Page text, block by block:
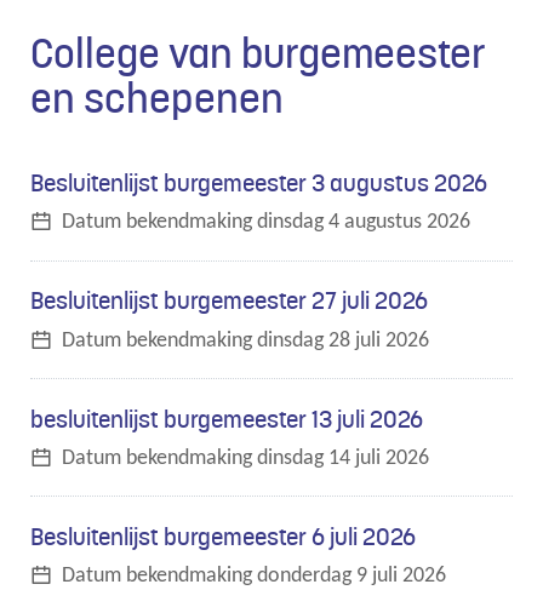
College van burgemeester
en schepenen
Overzicht
bekendmakingen
Besluitenlijst burgemeester 3 augustus 2026
Datum bekendmakingdinsdag 4 augustus 2026
Besluitenlijst burgemeester 27 juli 2026
Datum bekendmakingdinsdag 28 juli 2026
besluitenlijst burgemeester 13 juli 2026
Datum bekendmakingdinsdag 14 juli 2026
Besluitenlijst burgemeester 6 juli 2026
Datum bekendmakingdonderdag 9 juli 2026